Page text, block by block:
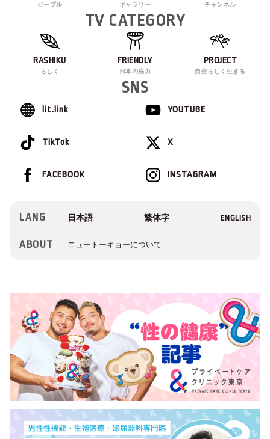
ピープル ギャラリー チャンネル
TV CATEGORY
RASHIKU
らしく
FRIENDLY
日本の底力
PROJECT
自分らしく生きる
SNS
lit.link YOUTUBE
TikTok X
INSTAGRAM
FACEBOOK
LANG
ABOUT ニュートーキョーについて